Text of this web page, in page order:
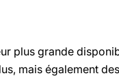
plus grande
mais également